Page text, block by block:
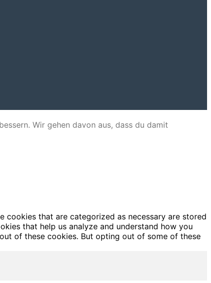
Wir gehen davon aus, dass du damit
that are categorized as necessary are stored
that help us analyze and understand how you
of these cookies. But opting out of some of these